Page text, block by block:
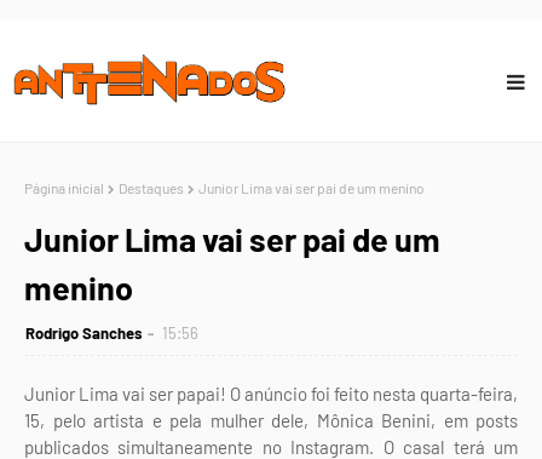
Página inicial Destaques Junior Lima vai ser pai de um menino
Junior Lima vai ser pai de um
menino
Rodrigo Sanches 15:56
Junior Lima vai ser papai! O anúncio foi feito nesta quarta-feira,
15, pelo artista e pela mulher dele, Mônica Benini, em posts
publicados simultaneamente no Instagram. O casal terá um